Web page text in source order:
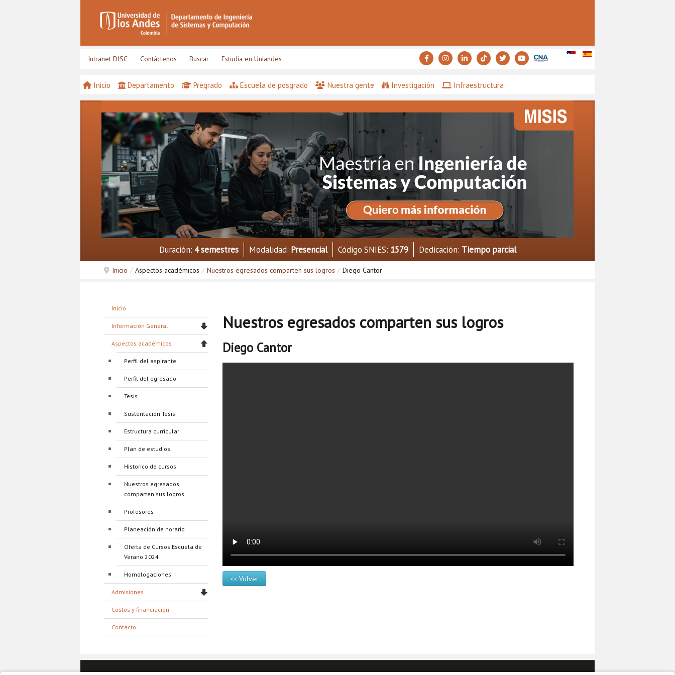
Intranet DISC Contáctenos Buscar Estudia en Uniandes
Inicio Departamento Pregrado Escuela de posgrado Nuestra gente Investigación Infraestructura
Duración: 4 semestres Modalidad: Presencial Código SNIES: 1579 Dedicación: Tiempo parcial
Inicio / Aspectos académicos / Nuestros egresados comparten sus logros / Diego Cantor
Inicio
Información General
Aspectos académicos
Perfil del aspirante
Perfil del egresado
Tesis
Sustentación Tesis
Estructura curricular
Plan de estudios
Historico de cursos
Nuestros egresados
comparten sus logros
Profesores
Planeación de horario
Oferta de Cursos Escuela de
Verano 2024
Homologaciones
Admisiones
Costos y financiación
Contacto
Nuestros egresados comparten sus logros
Diego Cantor
<< Volver